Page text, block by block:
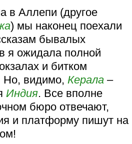
в Аллепи (другое
) мы наконец поехали
бывалых
я ожидала полной
и битком
Но, видимо,Керала –
Индия. Все вполне
бюро отвечают,
и платформу пишут на